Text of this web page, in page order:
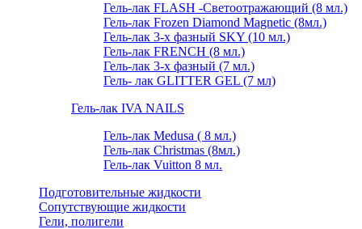
Гель-лак FLASH -Cветоотражающий (8 мл.)
Гель-лак Frozen Diamond Magnetic (8мл.)
Гель-лак 3-х фазный SKY (10 мл.)
Гель-лак FRENCH (8 мл.)
Гель-лак 3-х фазный (7 мл.)
Гель- лак GLITTER GEL (7 мл)
Гель-лак IVA NAILS
Гель-лак Medusa ( 8 мл.)
Гель-лак Christmas (8мл.)
Гель-лак Vuitton 8 мл.
Подготовительные жидкости
Сопутствующие жидкости
Гели, полигели